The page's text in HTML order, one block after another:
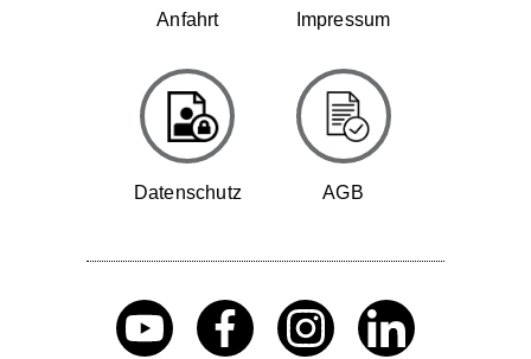
Anfahrt Impressum
Datenschutz AGB